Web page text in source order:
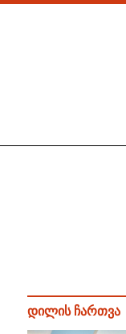
დილის ჩართვა